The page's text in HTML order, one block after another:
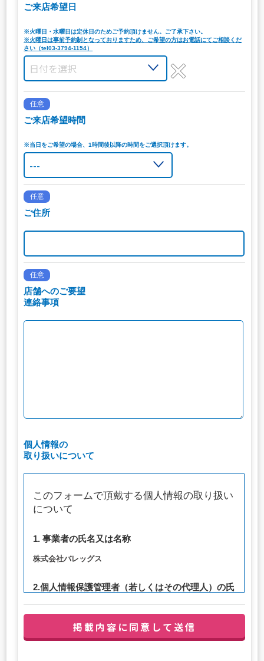
ご来店希望日
※火曜日・水曜日は定休日のためご予約頂けません。ご了承下さい。
※火曜日は事前予約制となっておりますため、ご希望の方はお電話にてご相談くだ
さい（tel03-3794-1154）
任意
ご来店希望時間
※当日をご希望の場合、1時間後以降の時間をご選択頂けます。
任意
ご住所
任意
店舗へのご要望
連絡事項
個人情報の
取り扱いについて
このフォームで頂戴する個人情報の取り扱い
について
1. 事業者の氏名又は名称
株式会社バレッグス
2.個人情報保護管理者（若しくはその代理人）の氏
連絡先：privacy@balleggs.co.jp